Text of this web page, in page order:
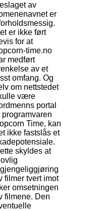
av
er
er ikke ført
for at
time.no
medført
av et
omfang. Og
om nettstedet
være
portal
programvaren
Time, kan
ikke fastslås et
skyldes at
filmer tvert imot
omsetningen
filmene. Den